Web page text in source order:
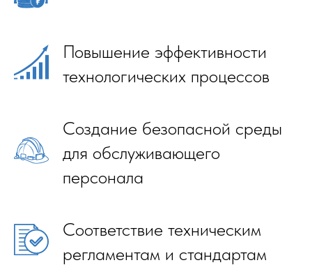
Повышение эффективности
технологических процессов
Создание безопасной среды
для обслуживающего
персонала
Соответствие техническим
регламентам и стандартам